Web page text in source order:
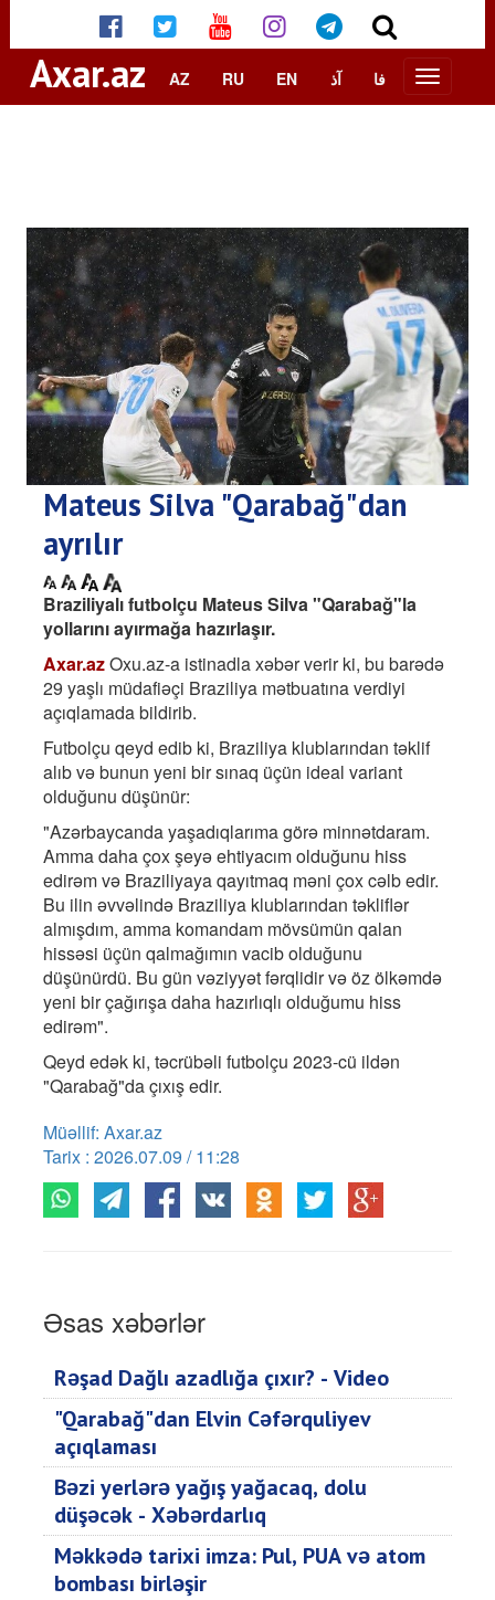
Axar.az AZ RU EN آذ فا
Mateus Silva "Qarabağ"dan
ayrılır
Braziliyalı futbolçu Mateus Silva "Qarabağ"la
yollarını ayırmağa hazırlaşır.
Axar.azOxu.az-a istinadla xəbər verir ki, bu barədə
29 yaşlı müdafiəçi Braziliya mətbuatına verdiyi
açıqlamada bildirib.
Futbolçu qeyd edib ki, Braziliya klublarından təklif
alıb və bunun yeni bir sınaq üçün ideal variant
olduğunu düşünür:
"Azərbaycanda yaşadıqlarıma görə minnətdaram.
Amma daha çox şeyə ehtiyacım olduğunu hiss
edirəm və Braziliyaya qayıtmaq məni çox cəlb edir.
Bu ilin əvvəlində Braziliya klublarından təkliflər
almışdım, amma komandam mövsümün qalan
hissəsi üçün qalmağımın vacib olduğunu
düşünürdü. Bu gün vəziyyət fərqlidir və öz ölkəmdə
yeni bir çağırışa daha hazırlıqlı olduğumu hiss
edirəm".
Qeyd edək ki, təcrübəli futbolçu 2023-cü ildən
"Qarabağ"da çıxış edir.
Müəllif: Axar.az
Tarix : 2026.07.09 / 11:28
Əsas xəbərlər
Rəşad Dağlı azadlığa çıxır? - Video
"Qarabağ"dan Elvin Cəfərquliyev
açıqlaması
Bəzi yerlərə yağış yağacaq, dolu
düşəcək - Xəbərdarlıq
Məkkədə tarixi imza: Pul, PUA və atom
bombası birləşir